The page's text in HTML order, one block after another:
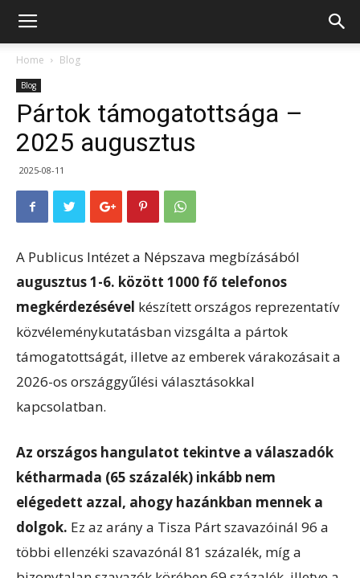
Home Blog
Blog
Pártok támogatottsága –
2025 augusztus
2025-08-11
A Publicus Intézet a Népszava megbízásából
augusztus 1-6. között 1000 fő telefonos
megkérdezésével készített országos reprezentatív
közvéleménykutatásban vizsgálta a pártok
támogatottságát, illetve az emberek várakozásait a
2026-os országgyűlési választásokkal
kapcsolatban.
Az országos hangulatot tekintve a válaszadók
kétharmada (65 százalék) inkább nem
elégedett azzal, ahogy hazánkban mennek a
dolgok. Ez az arány a Tisza Párt szavazóinál 96 a
többi ellenzéki szavazónál 81 százalék, míg a